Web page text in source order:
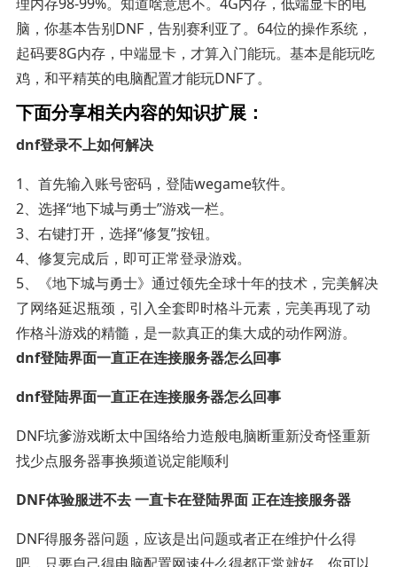
脑，你基本告别DNF，告别赛利亚了。64位的操作系统，
起码要8G内存，中端显卡，才算入门能玩。基本是能玩吃
鸡，和平精英的电脑配置才能玩DNF了。
下面分享相关内容的知识扩展：
dnf登录不上如何解决
1、首先输入账号密码，登陆wegame软件。
2、选择“地下城与勇士”游戏一栏。
3、右键打开，选择“修复”按钮。
4、修复完成后，即可正常登录游戏。
5、《地下城与勇士》通过领先全球十年的技术，完美解决
了网络延迟瓶颈，引入全套即时格斗元素，完美再现了动
作格斗游戏的精髓，是一款真正的集大成的动作网游。
dnf登陆界面一直正在连接服务器怎么回事
dnf登陆界面一直正在连接服务器怎么回事
DNF坑爹游戏断太中国络给力造般电脑断重新没奇怪重新
找少点服务器事换频道说定能顺利
DNF体验服进不去 一直卡在登陆界面 正在连接服务器
DNF得服务器问题，应该是出问题或者正在维护什么得